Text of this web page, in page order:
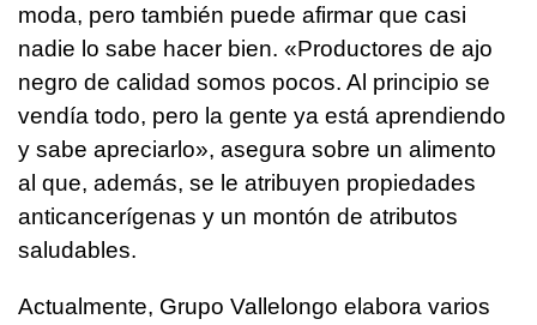
moda, pero también puede afirmar que casi
nadie lo sabe hacer bien. «Productores de ajo
negro de calidad somos pocos. Al principio se
vendía todo, pero la gente ya está aprendiendo
y sabe apreciarlo», asegura sobre un alimento
al que, además, se le atribuyen propiedades
anticancerígenas y un montón de atributos
saludables.
Actualmente, Grupo Vallelongo elabora varios